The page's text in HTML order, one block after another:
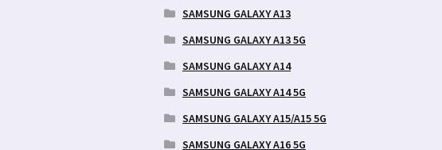
SAMSUNG GALAXY A13
SAMSUNG GALAXY A13 5G
SAMSUNG GALAXY A14
SAMSUNG GALAXY A14 5G
SAMSUNG GALAXY A15/A15 5G
SAMSUNG GALAXY A16 5G